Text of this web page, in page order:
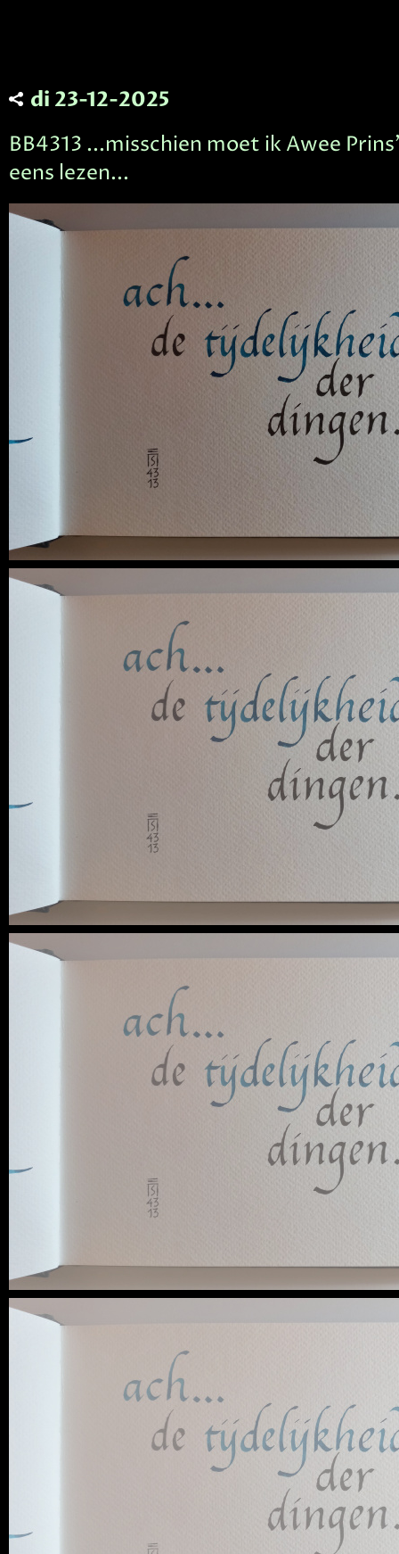
di 23-12-2025
BB4313 ...misschien moet ik Awee
eens lezen...